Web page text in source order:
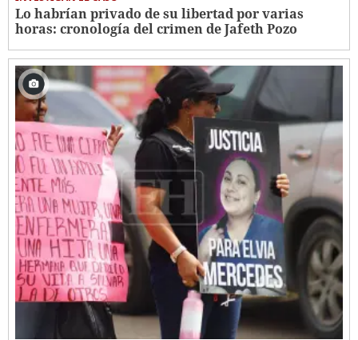
Lo habrían privado de su libertad por varias
horas: cronología del crimen de Jafeth Pozo